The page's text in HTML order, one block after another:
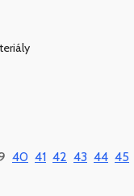
40 41 42 43 44 45